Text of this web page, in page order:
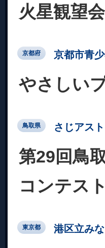
火星観望会
京都府 京都市青
やさしい
鳥取県 さじアス
第29回鳥
コンテス
東京都 港区立み